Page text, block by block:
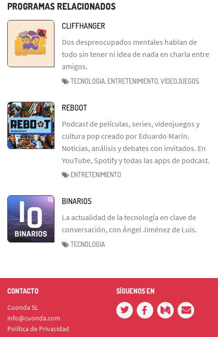
PROGRAMAS RELACIONADOS
CLIFFHANGER
Dos despreocupados mentales hablan de
todo sin tener ni idea de nada en charla entre
amigos.
TECNOLOGIA, ENTRETENIMIENTO, VIDEOJUEGOS
REBOOT
Podcast de películas, series, videojuegos y
cultura pop creado por Eduardo Marín.
Noticias, análisis y debates con invitados. En
YouTube, Spotify y todas las apps de podcast.
ENTRETENIMIENTO
BINARIOS
La actualidad de la tecnología en clave de
conversación, con Ángel Jiménez de Luis.
TECNOLOGIA
CONTACTO
Cuonda SL
info@cuonda.com
Política de Privacidad
SÍGUENOS EN